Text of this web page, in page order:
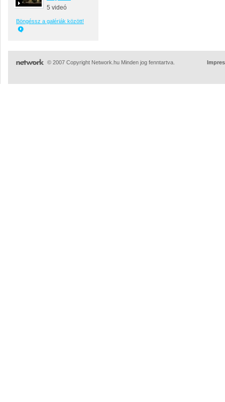
5 videó
Böngéssz a galériák között!
© 2007 Copyright Network.hu Minden jog fenntartva.